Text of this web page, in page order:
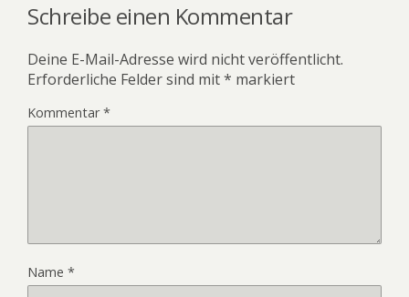
Schreibe einen Kommentar
Deine E-Mail-Adresse wird nicht veröffentlicht.
Erforderliche Felder sind mit* markiert
Kommentar*
Name *